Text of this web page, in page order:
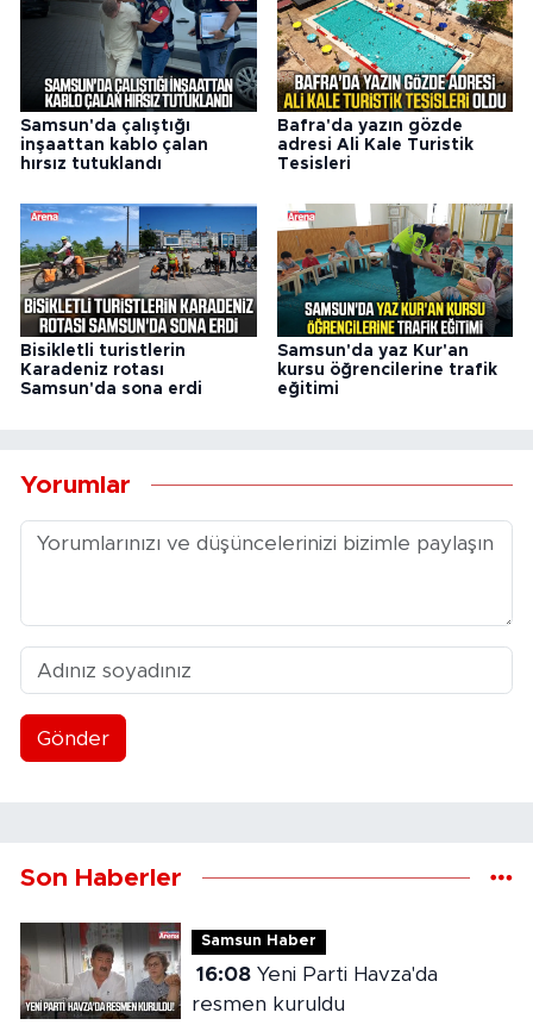
Samsun'da çalıştığı
inşaattan kablo çalan
hırsız tutuklandı
Bafra'da yazın gözde
adresi Ali Kale Turistik
Tesisleri
Bisikletli turistlerin
Karadeniz rotası
Samsun'da sona erdi
Samsun'da yaz Kur'an
kursu öğrencilerine trafik
eğitimi
Yorumlar
Gönder
Son Haberler
Samsun Haber
16:08Yeni Parti Havza'da
resmen kuruldu